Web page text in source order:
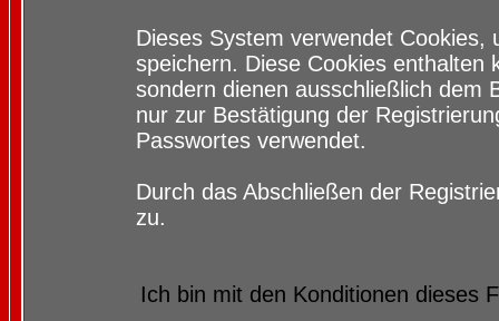
Dieses System verwendet
speichern. Diese Cookies enthalten
sondern dienen ausschließlich dem
nur zur Bestätigung der
Passwortes verwendet.
Durch das Abschließen der
zu.
Ich bin mit den Konditionen dieses